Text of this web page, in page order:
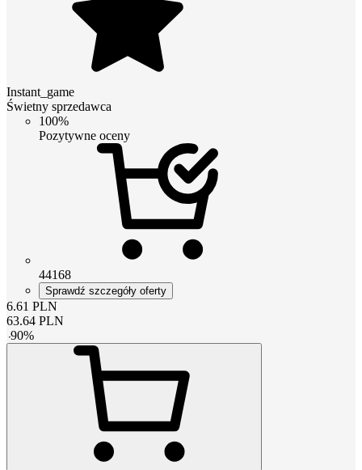
Instant_game
Świetny sprzedawca
100%
Pozytywne oceny
44168
Sprawdź szczegóły oferty
6.61 PLN
63.64 PLN
-90%